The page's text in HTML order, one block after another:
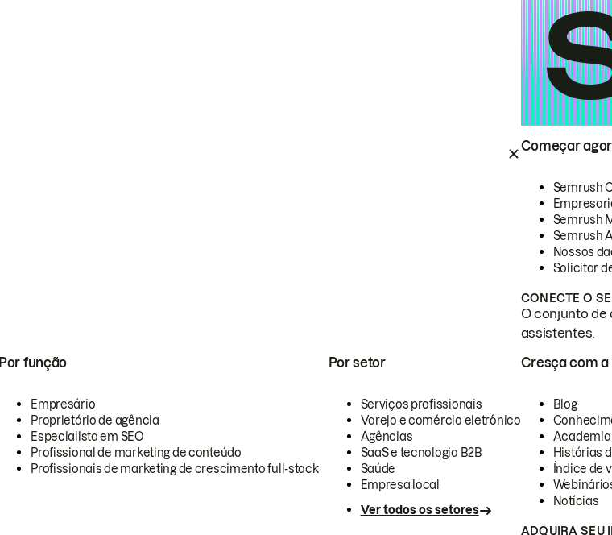
Começar
Semrush
Semrush
Semrush
Nossos
Solicitar
CONECTE O
O conjunto de
assistentes.
Por função
Empresário
Proprietário de agência
Especialista em SEO
Profissional de marketing de conteúdo
Profissionais de marketing de crescimento full-stack
Por setor
Serviços profissionais
Varejo e comércio eletrônico
Agências
SaaS e tecnologia B2B
Saúde
Empresa local
Ver todos os setores
Cresça com a
Blog
Academia
Histórias
Índice de
Notícias
ADQUIRA SEU